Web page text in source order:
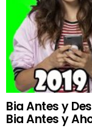
Bia Antes y
Bia Antes y